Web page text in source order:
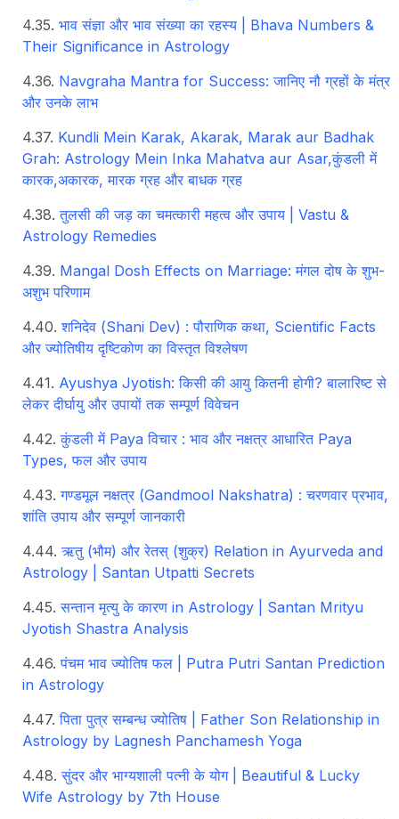
भाव संज्ञा और भाव संख्या का रहस्य | Bhava Numbers &
Their Significance in Astrology
Navgraha Mantra for Success: जानिए नौ ग्रहों के मंत्र
और उनके लाभ
Kundli Mein Karak, Akarak, Marak aur Badhak
Grah: Astrology Mein Inka Mahatva aur Asar,कुंडली में
कारक,अकारक, मारक ग्रह और बाधक ग्रह
तुलसी की जड़ का चमत्कारी महत्व और उपाय | Vastu &
Astrology Remedies
Mangal Dosh Effects on Marriage: मंगल दोष के शुभ-
अशुभ परिणाम
शनिदेव (Shani Dev) : पौराणिक कथा, Scientific Facts
और ज्योतिषीय दृष्टिकोण का विस्तृत विश्लेषण
Ayushya Jyotish: किसी की आयु कितनी होगी? बालारिष्ट से
लेकर दीर्घायु और उपायों तक सम्पूर्ण विवेचन
कुंडली में Paya विचार : भाव और नक्षत्र आधारित Paya
Types, फल और उपाय
गण्डमूल नक्षत्र (Gandmool Nakshatra) : चरणवार प्रभाव,
शांति उपाय और सम्पूर्ण जानकारी
ऋतु (भौम) और रेतस् (शुक्र) Relation in Ayurveda and
Astrology | Santan Utpatti Secrets
सन्तान मृत्यु के कारण in Astrology | Santan Mrityu
Jyotish Shastra Analysis
पंचम भाव ज्योतिष फल | Putra Putri Santan Prediction
in Astrology
पिता पुत्र सम्बन्ध ज्योतिष | Father Son Relationship in
Astrology by Lagnesh Panchamesh Yoga
सुंदर और भाग्यशाली पत्नी के योग | Beautiful & Lucky
Wife Astrology by 7th House